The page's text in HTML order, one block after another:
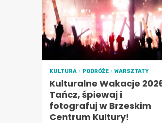
KULTURA PODRÓŻE WARSZTATY
Kulturalne Wakacje
Tańcz, śpiewaj i
fotografuj w Brzeskim
Centrum Kultury!